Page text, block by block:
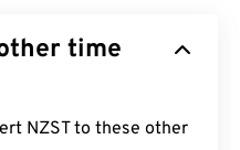
time
NZST to these other